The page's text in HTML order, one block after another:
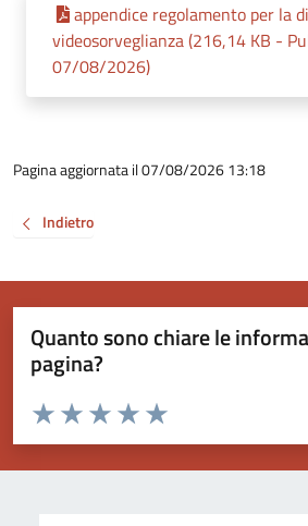
appendice regolamento per la
videosorveglianza (216,14 KB -
07/08/2026)
Pagina aggiornata il 07/08/2026 13:18
Indietro
Quanto sono chiare le
pagina?
Valuta da 1 a 5 stelle la pagina
Valuta 5 stelle su 5
Valuta 4 stelle su 5
Valuta 3 stelle su 5
Valuta 2 stelle su 5
Valuta 1 stelle su 5